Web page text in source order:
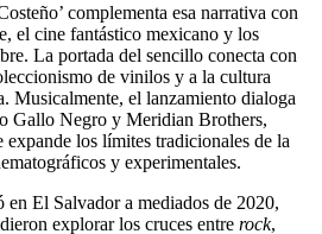
complementa esa narrativa con
el cine fantástico mexicano y los
La portada del sencillo conecta con
de vinilos y a la cultura
Musicalmente, el lanzamiento dialoga
Gallo Negro y Meridian Brothers,
expande los límites tradicionales de la
y experimentales.
El Salvador a mediados de 2020,
explorar los cruces entre rock,